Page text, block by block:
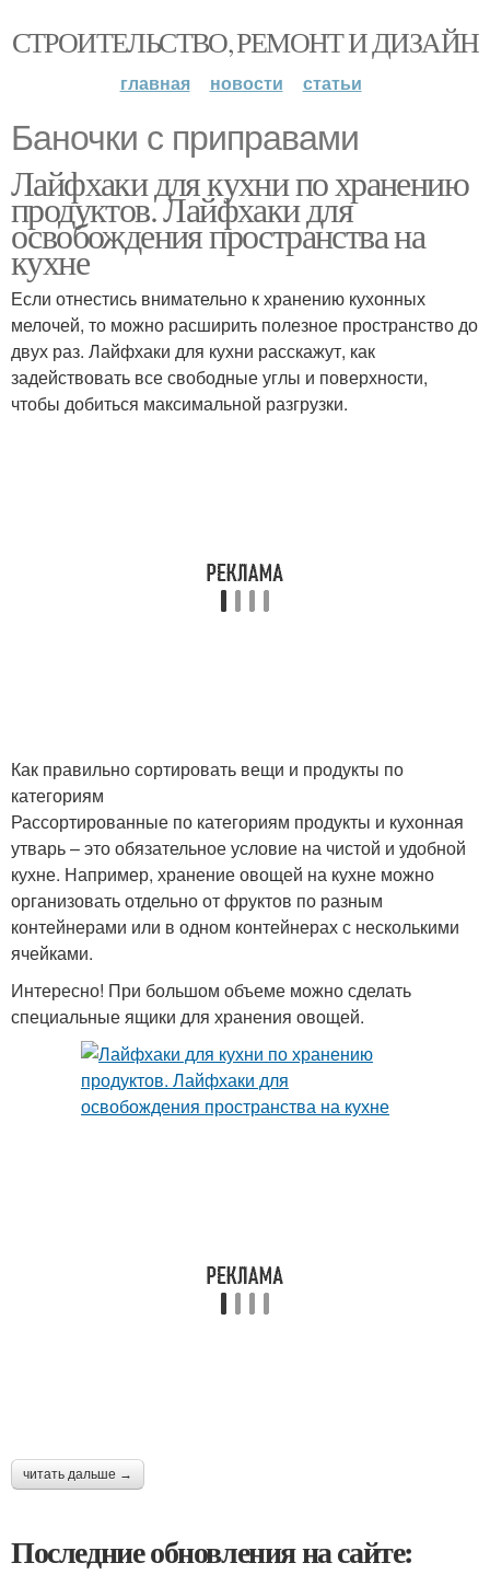
СТРОИТЕЛЬСТВО, РЕМОНТ И ДИЗАЙН
главная новости статьи
Баночки с приправами
Лайфхаки для кухни по хранению
продуктов. Лайфхаки для
освобождения пространства на
кухне
Если отнестись внимательно к хранению кухонных
мелочей, то можно расширить полезное пространство до
двух раз. Лайфхаки для кухни расскажут, как
задействовать все свободные углы и поверхности,
чтобы добиться максимальной разгрузки.
Как правильно сортировать вещи и продукты по
категориям
Рассортированные по категориям продукты и кухонная
утварь – это обязательное условие на чистой и удобной
кухне. Например, хранение овощей на кухне можно
организовать отдельно от фруктов по разным
контейнерами или в одном контейнерах с несколькими
ячейками.
Интересно! При большом объеме можно сделать
специальные ящики для хранения овощей.
читать дальше →
Последние обновления на сайте: